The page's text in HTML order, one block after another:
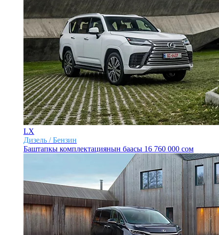
LX
Дизель / Бензин
Баштапкы комплектациянын баасы 16 760 000 сом